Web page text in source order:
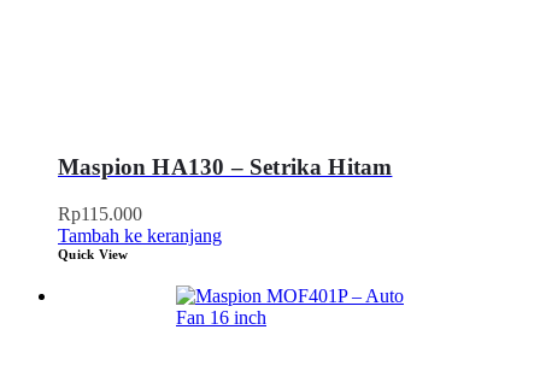
Maspion HA130 – Setrika Hitam
Rp115.000
Tambah ke keranjang
Quick View